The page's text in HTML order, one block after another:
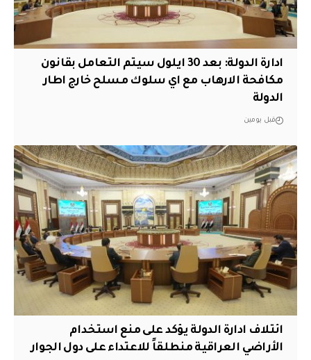
ادارة الدولة: بعد 30 ايلول سيتم التعامل بقانون
مكافحة الارهاب مع اي سلوك مسلح خارج اطار
الدولة
قبل يومين
ائتلاف ادارة الدولة يؤكد على منع استخدام
الأراضي العراقية منطلقاً للاعتداء على دول الجوار